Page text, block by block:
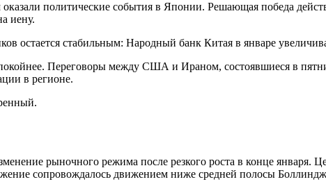
политические события в Японии. Решающая победа
иену.
остается стабильным: Народный банк Китая в январе
Переговоры между США и Ираном, состоявшиеся в
в регионе.
рыночного режима после резкого роста в конце января.
сопровождалось движением ниже средней полосы